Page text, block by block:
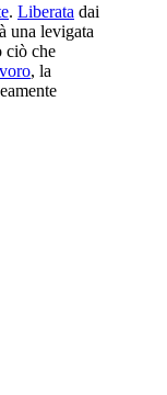
. Liberata dai
una levigata
ciò che
, la